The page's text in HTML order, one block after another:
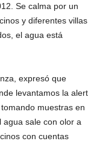
Se calma por un
y diferentes
el agua está
expresó que
levantamos la
muestras en
agua sale con olor a
con cuentas